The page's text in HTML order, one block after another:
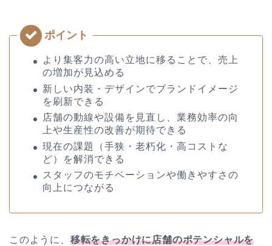
より集客力の高い立地に移ることで、売上
の増加が見込める
新しい内装・デザインでブランドイメージ
を刷新できる
店舗の動線や設備を見直し、業務効率の向
上や生産性の改善が期待できる
現在の課題（手狭・老朽化・高コストな
ど）を解消できる
スタッフのモチベーションや働きやすさの
向上につながる
このように、 移転をきっかけに店舗のポテンシャルを